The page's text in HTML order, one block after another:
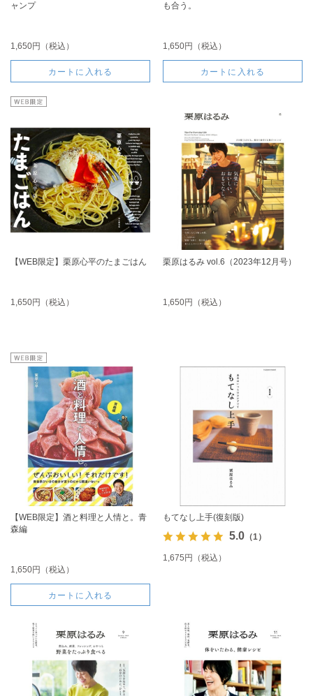
ャンプ
1,650円（税込）
カートに入れる
も合う。
1,650円（税込）
カートに入れる
【WEB限定】栗原心平のたまごはん
1,650円（税込）
栗原はるみ vol.6（2023年12月号）
1,650円（税込）
【WEB限定】酒と料理と人情と。青
森編
1,650円（税込）
カートに入れる
もてなし上手(復刻版)
5.0（1）
1,675円（税込）